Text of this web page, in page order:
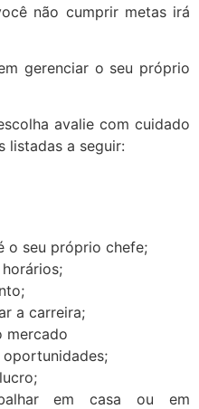
não cumprir metas irá
gerenciar o seu próprio
avalie com cuidado
listadas a seguir:
o seu próprio chefe;
a carreira;
mercado
em casa ou em